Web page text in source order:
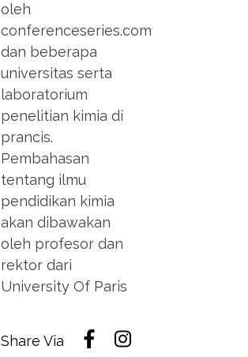
oleh
conferenceseries.com
dan beberapa
universitas serta
laboratorium
penelitian kimia di
prancis.
Pembahasan
tentang ilmu
pendidikan kimia
akan dibawakan
oleh profesor dan
rektor dari
University Of Paris
Share Via